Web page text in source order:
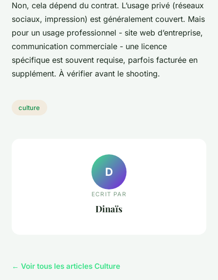
Non, cela dépend du contrat. L’usage privé (réseaux
sociaux, impression) est généralement couvert. Mais
pour un usage professionnel - site web d’entreprise,
communication commerciale - une licence
spécifique est souvent requise, parfois facturée en
supplément. À vérifier avant le shooting.
culture
D
ECRIT PAR
Dinaïs
← Voir tous les articles Culture